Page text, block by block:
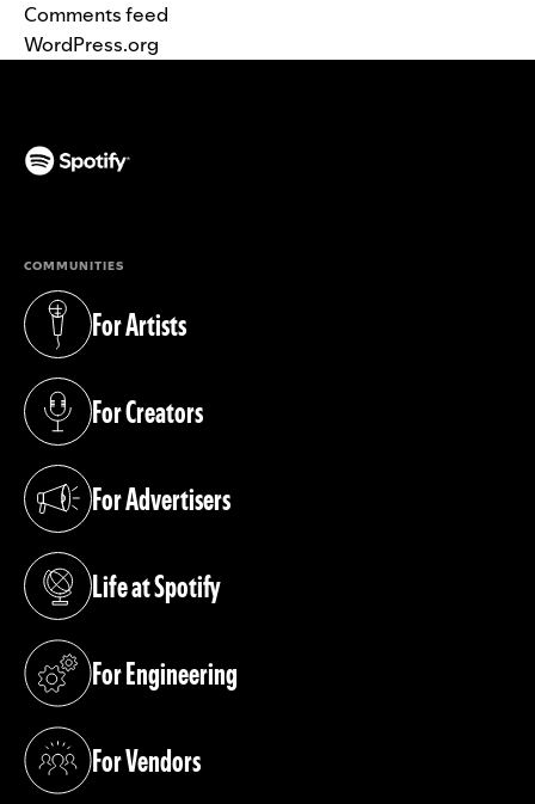
Comments feed
WordPress.org
COMMUNITIES
For Artists
(opens in a new tab)
For Creators
(opens in a new tab)
For Advertisers
(opens in a new tab)
Life at Spotify
(opens in a new tab)
For Engineering
(opens in a new tab)
For Vendors
(opens in a new tab)